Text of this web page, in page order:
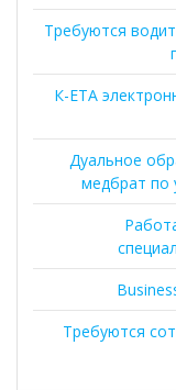
Требуются
К-ЕТА
Дуальное
медбрат по
Требуются